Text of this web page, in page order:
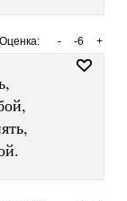
Оценка: +
-6
-